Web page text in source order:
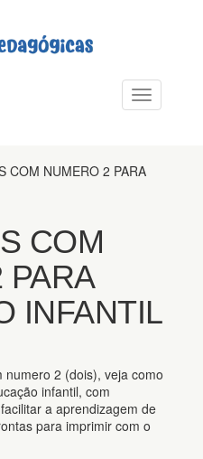
Alternar
COM NUMERO 2 PARA
COM
PARA
INFANTIL
2 (dois), veja como
infantil, com
a aprendizagem de
para imprimir com o